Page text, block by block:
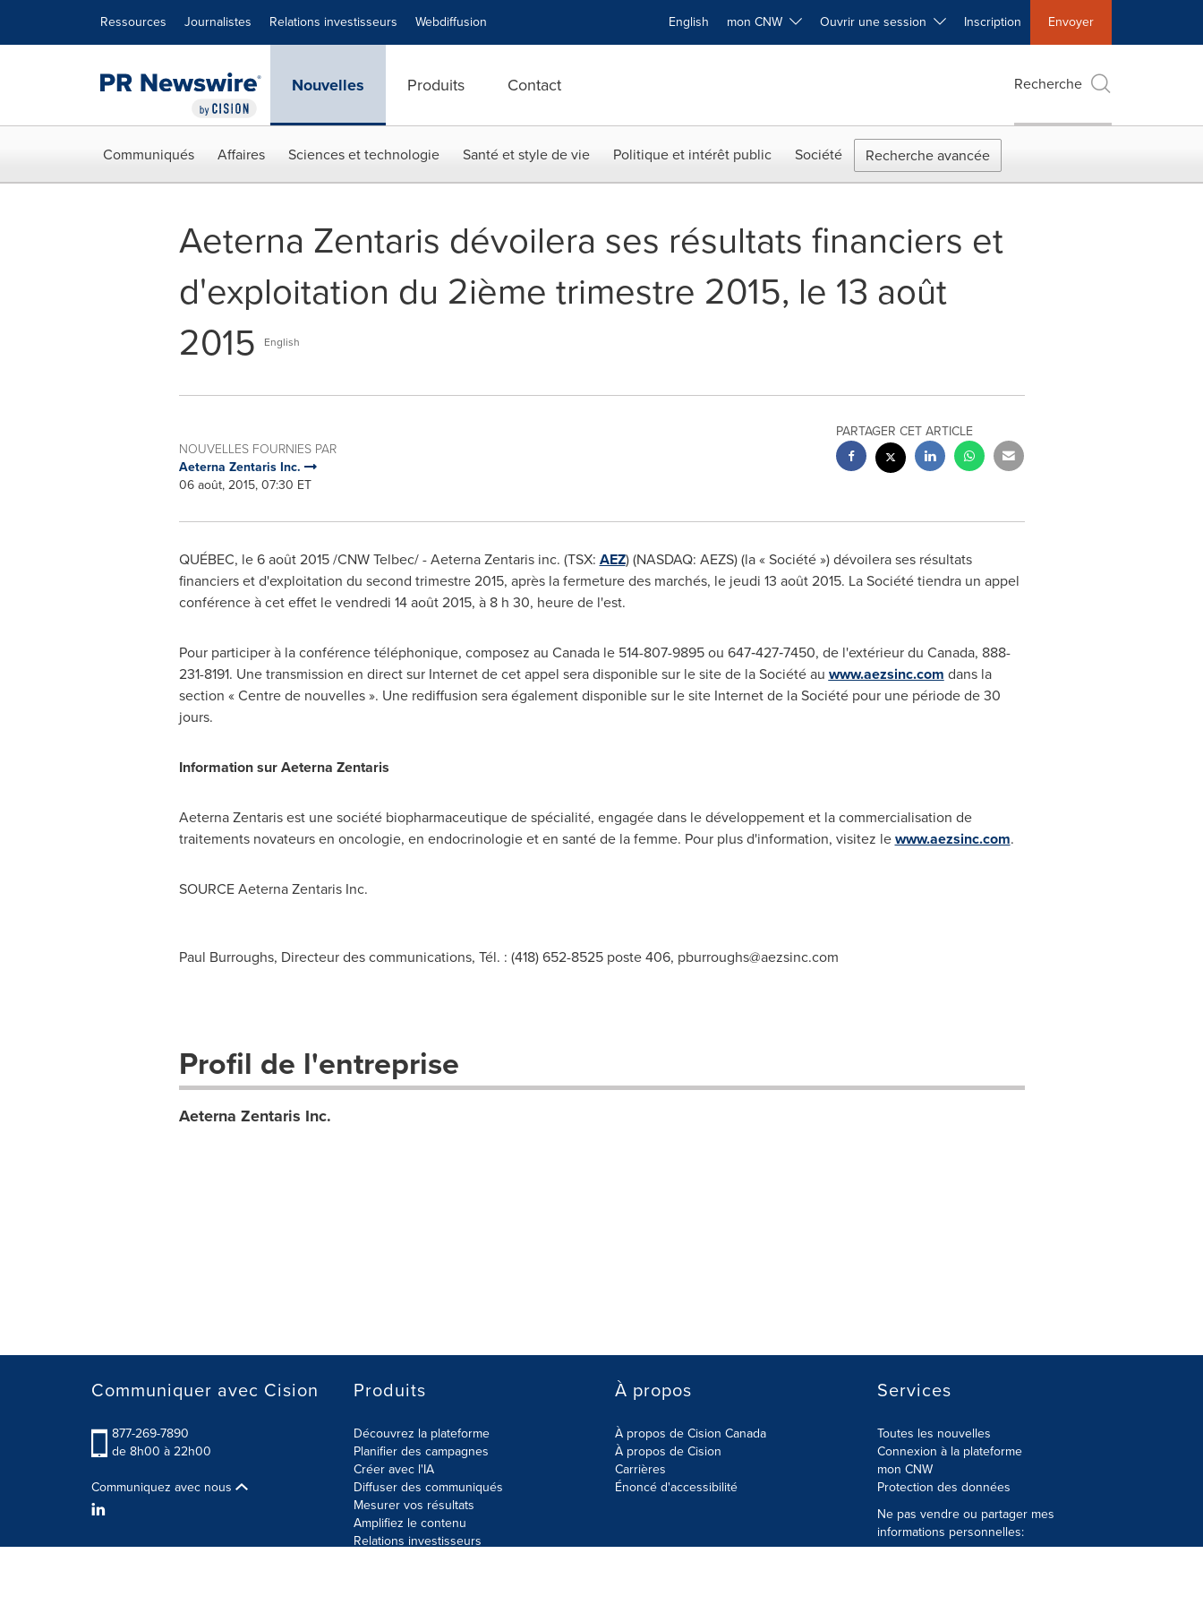
Ressources Journalistes Relations investisseurs Webdiffusion English mon CNW Ouvrir une session Inscription Envoyer
Nouvelles Produits Contact Recherche
Communiqués Affaires Sciences et technologie Santé et style de vie Politique et intérêt public Société Recherche avancée
Aeterna Zentaris dévoilera ses résultats financiers et
d'exploitation du 2ième trimestre 2015, le 13 août
2015
English
NOUVELLES FOURNIES PAR
Aeterna Zentaris Inc.
06 août, 2015, 07:30 ET
PARTAGER CET ARTICLE
QUÉBEC, le 6 août 2015 /CNW Telbec/ - Aeterna Zentaris inc. (TSX: AEZ) (NASDAQ: AEZS) (la « Société ») dévoilera ses résultats
financiers et d'exploitation du second trimestre 2015, après la fermeture des marchés, le jeudi 13 août 2015. La Société tiendra un appel
conférence à cet effet le vendredi 14 août 2015, à 8 h 30, heure de l'est.
Pour participer à la conférence téléphonique, composez au Canadale 514-807-9895 ou 647‑427‑7450, de l'extérieur du Canada, 888-
231-8191. Une transmission en direct sur Internet de cet appel sera disponible sur le site de la Société au www.aezsinc.com dans la
section « Centre de nouvelles ». Une rediffusion sera également disponible sur le site Internet de la Société pour une période de 30
jours.
Information sur Aeterna Zentaris
Aeterna Zentaris est une société biopharmaceutique de spécialité, engagée dans le développement et la commercialisation de
traitements novateurs en oncologie, en endocrinologie et en santé de la femme. Pour plus d'information, visitez lewww.aezsinc.com.
SOURCE Aeterna Zentaris Inc.
Paul Burroughs, Directeur des communications, Tél. : (418) 652-8525 poste 406, pburroughs@aezsinc.com
Profil de l'entreprise
Aeterna Zentaris Inc.
Communiquer avec Cision
877-269-7890
de 8h00 à 22h00
Communiquez avec nous
Produits
Découvrez la plateforme
Planifier des campagnes
Créer avec l'IA
Diffuser des communiqués
Mesurer vos résultats
Amplifiez le contenu
Relations investisseurs
À propos
À propos de Cision Canada
À propos de Cision
Carrières
Énoncé d'accessibilité
Services
Toutes les nouvelles
Connexion à la plateforme
mon CNW
Protection des données
Ne pas vendre ou partager mes
informations personnelles: